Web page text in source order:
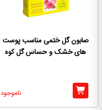
صابون گل ختمی مناسب پوست
های خشک و حساس گل کوه
ناموجود